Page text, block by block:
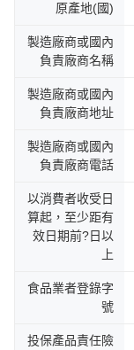
原產地(國)
製造廠商或國內
負責廠商名稱
製造廠商或國內
負責廠商地址
製造廠商或國內
負責廠商電話
以消費者收受日
算起，至少距有
效日期前?日以
上
食品業者登錄字
號
投保產品責任險